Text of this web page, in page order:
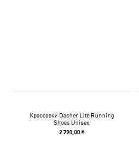
Кроссовки Dasher Lite Running
Shoes Unisex
2 790,00 ₴